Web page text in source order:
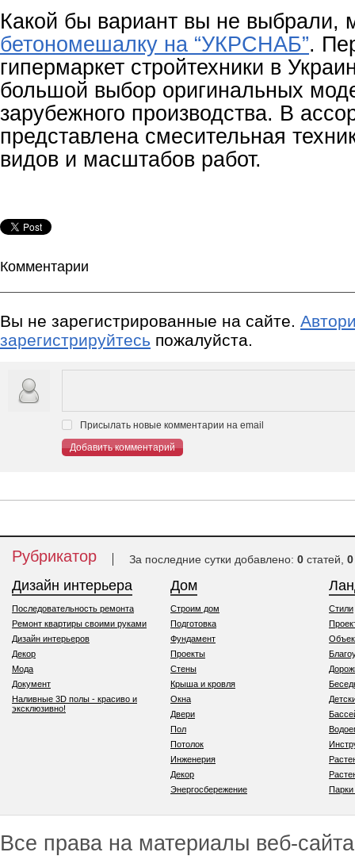
Какой бы вариант вы не выбрали,
бетономешалку на “УКРСНАБ”.
гипермаркет стройтехники в
большой выбор оригинальных
зарубежного производства. В
представлена смесительная
видов и масштабов работ.
Комментарии
Вы не зарегистрированные на сайте.
зарегистрируйтесь пожалуйста.
Присылать новые комментарии на email
Добавить комментарий
Рубрикатор За последние сутки добавлено: 0 статей, 0
Дизайн интерьера
Последовательность ремонта
Ремонт квартиры своими руками
Дизайн интерьеров
Декор
Мода
Документ
Наливные 3D полы - красиво и
эксклюзивно!
Дом
Строим дом
Подготовка
Фундамент
Проекты
Стены
Крыша и кровля
Окна
Двери
Пол
Потолок
Инженерия
Декор
Энергосбережение
Стили
Все права на материалы веб-